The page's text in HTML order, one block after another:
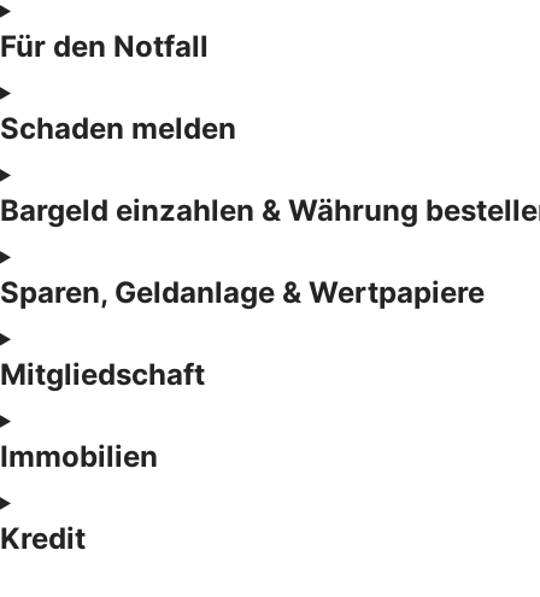
Für den Notfall
Schaden melden
Bargeld einzahlen & Währung
Sparen, Geldanlage & Wertpapiere
Mitgliedschaft
Immobilien
Kredit